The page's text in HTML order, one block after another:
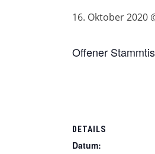
16. Oktober 2020
Offener
DETAILS
Datum: